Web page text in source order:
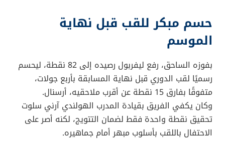
حسم مبكر للقب قبل نهاية
الموسم
بفوزه الساحق، رفع ليفربول رصيده إلى 82 نقطة، ليحسم
رسميًا لقب الدوري قبل نهاية المسابقة بأربع جولات،
متفوقًا بفارق 15 نقطة عن أقرب ملاحقيه، أرسنال.
وكان يكفي الفريق بقيادة المدرب الهولندي آرني سلوت
تحقيق نقطة واحدة فقط لضمان التتويج، لكنه أصر على
الاحتفال باللقب بأسلوب مبهر أمام جماهيره.